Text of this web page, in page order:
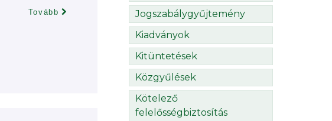
Tovább
Jogszabálygyűjtemény
Kiadványok
Kitüntetések
Közgyűlések
Kötelező
felelősségbiztosítás